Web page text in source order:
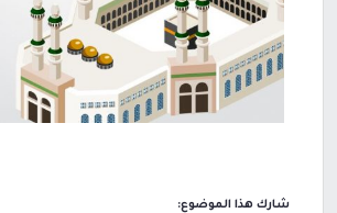
شارك هذا الموضوع: